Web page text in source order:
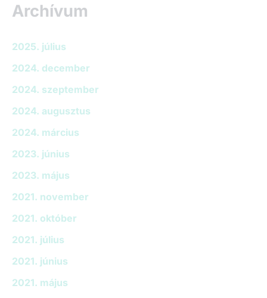
Archívum
2025. július
2024. december
2024. szeptember
2024. augusztus
2024. március
2023. június
2023. május
2021. november
2021. október
2021. július
2021. június
2021. május